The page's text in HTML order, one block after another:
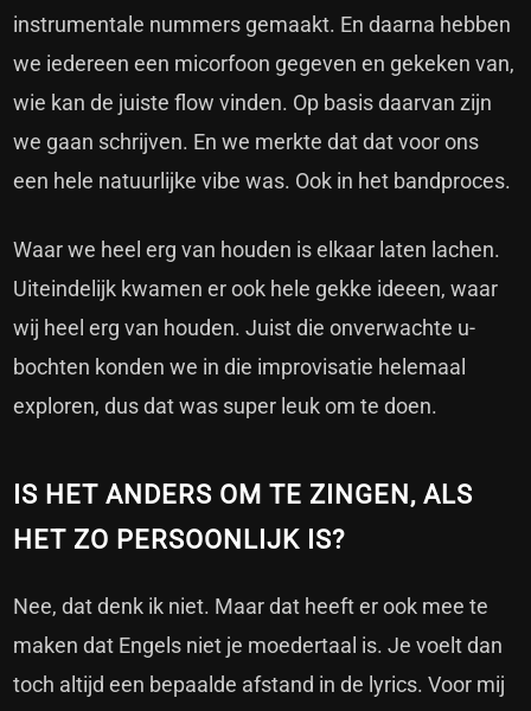
instrumentale nummers gemaakt. En daarna hebben
we iedereen een micorfoon gegeven en gekeken van,
wie kan de juiste flow vinden. Op basis daarvan zijn
we gaan schrijven. En we merkte dat dat voor ons
een hele natuurlijke vibe was. Ook in het bandproces.
Waar we heel erg van houden is elkaar laten lachen.
Uiteindelijk kwamen er ook hele gekke ideeen, waar
wij heel erg van houden. Juist die onverwachte u-
bochten konden we in die improvisatie helemaal
exploren, dus dat was super leuk om te doen.
IS HET ANDERS OM TE ZINGEN, ALS
HET ZO PERSOONLIJK IS?
Nee, dat denk ik niet. Maar dat heeft er ook mee te
maken dat Engels niet je moedertaal is. Je voelt dan
toch altijd een bepaalde afstand in de lyrics. Voor mij